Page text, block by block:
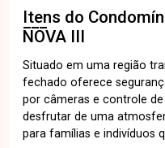
Itens do
NOVA III
Situado em uma região
fechado oferece
por câmeras e controle
desfrutar de uma
para famílias e indivíduos